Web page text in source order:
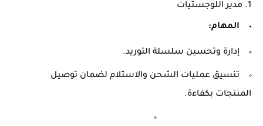
1. مدير اللوجستيات
المهام:
إدارة وتحسين سلسلة التوريد.
تنسيق عمليات الشحن والاستلام لضمان توصيل
المنتجات بكفاءة.